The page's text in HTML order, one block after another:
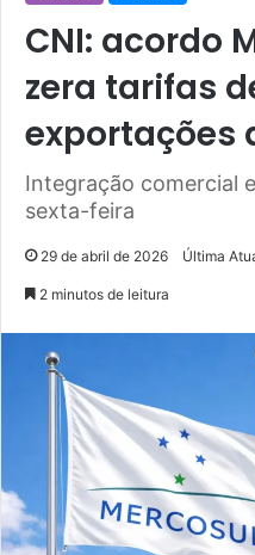
CNI: acordo
zera tarifas
exportações
Integração comercial
sexta-feira
29 de abril de 2026 Última
2 minutos de leitura